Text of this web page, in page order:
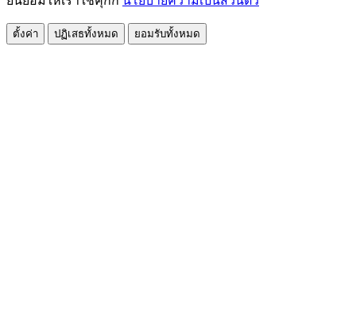
ตั้งค่า ปฏิเสธทั้งหมด ยอมรับทั้งหมด